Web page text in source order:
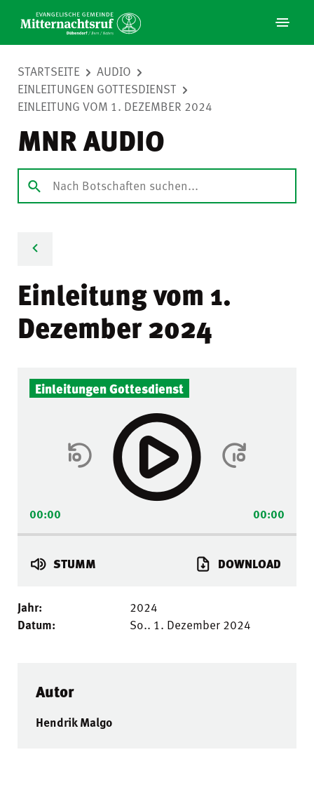
STARTSEITE
AUDIO
EINLEITUNGEN GOTTESDIENST
EINLEITUNG VOM 1. DEZEMBER 2024
MNR AUDIO
Einleitung vom 1.
Dezember 2024
Einleitungen Gottesdienst
Audio-
00:00 00:00
STUMM DOWNLOAD
Jahr:
2024
Datum:
So.. 1. Dezember 2024
Autor
Hendrik Malgo